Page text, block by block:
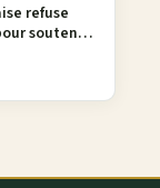
refuse
soutenir